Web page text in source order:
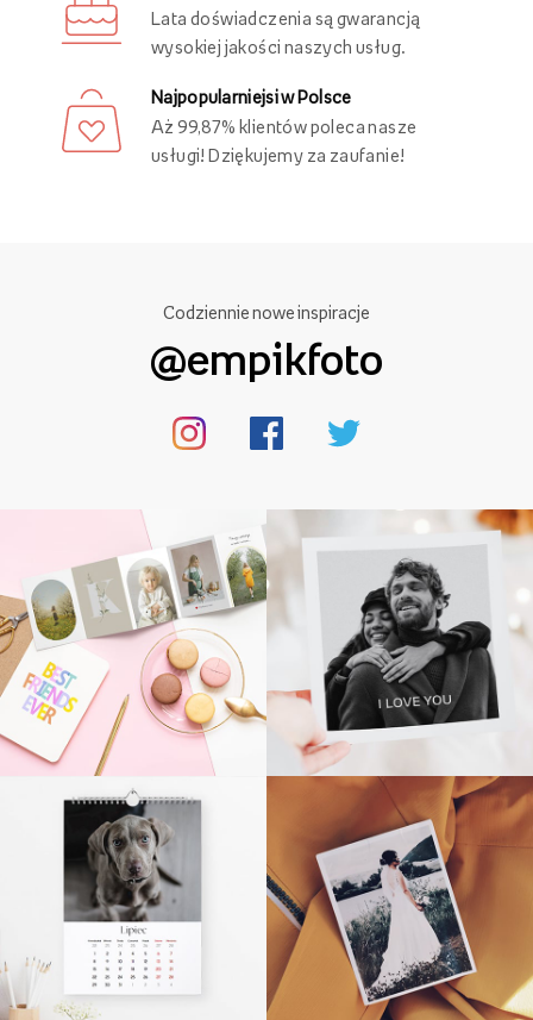
Lata doświadczenia są gwarancją
wysokiej jakości naszych usług.
Najpopularniejsi w Polsce
Aż 99,87% klientów poleca nasze
usługi! Dziękujemy za zaufanie!
Codziennie nowe inspiracje
@empikfoto